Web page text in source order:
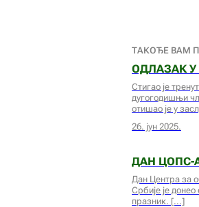
ТАКОЂЕ ВАМ
ОДЛАЗАК У
Стигао је
дугогодишњи
отишао је у
26. јун 2025.
ДАН ЦОПС-
Дан Центра за
Србије је
празник.